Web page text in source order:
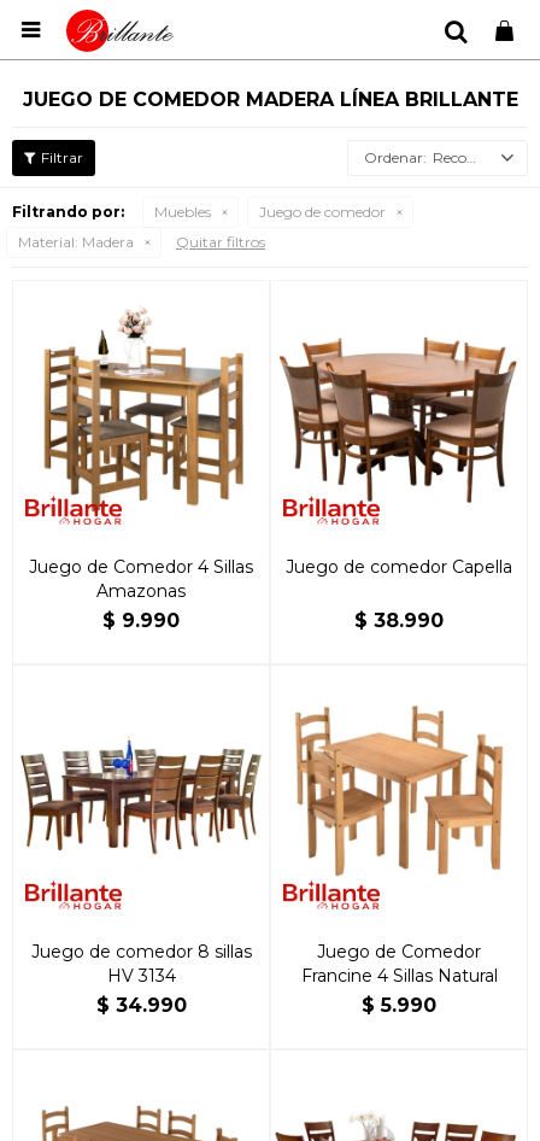

JUEGO DE COMEDOR MADERA LÍNEA BRILLANTE
Recomendados
Filtrando por: Muebles
Juego de comedor
Material: Madera Quitar filtros
Juego de Comedor 4 Sillas
Amazonas
$ 9.990
Juego de comedor Capella
$ 38.990
Juego de comedor 8 sillas
HV 3134
$ 34.990
Juego de Comedor
Francine 4 Sillas Natural
$ 5.990